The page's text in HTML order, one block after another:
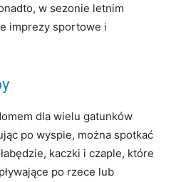
w sezonie letnim
imprezy sportowe i
dla wielu gatunków
po wyspie, można spotkać
kaczki i czaple, które
po rzece lub